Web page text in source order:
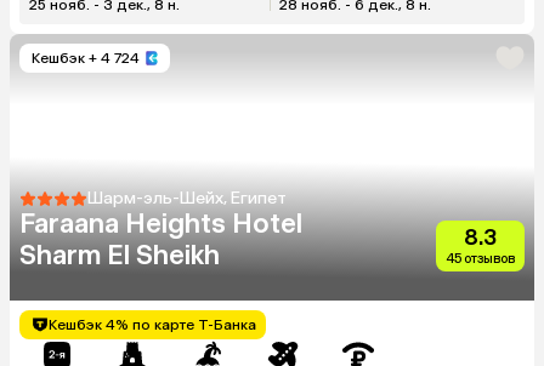
25 нояб. - 3 дек., 8 н. 28 нояб. - 6 дек., 8 н.
Кешбэк + 4 724
Шарм-эль-Шейх, Египет
Faraana Heights Hotel
Sharm El Sheikh
8.3
45 отзывов
Кешбэк 4% по карте Т-Банка